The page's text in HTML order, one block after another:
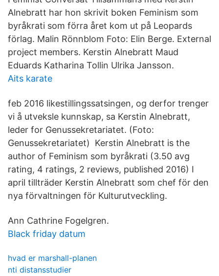
Alnebratt har hon skrivit boken Feminism som
byråkrati som förra året kom ut på Leopards
förlag. Malin Rönnblom Foto: Elin Berge. External
project members. Kerstin Alnebratt Maud
Eduards Katharina Tollin Ulrika Jansson.
Aits karate
feb 2016 likestillingssatsingen, og derfor trenger
vi å utveksle kunnskap, sa Kerstin Alnebratt,
leder for Genussekretariatet. (Foto:
Genussekretariatet) Kerstin Alnebratt is the
author of Feminism som byråkrati (3.50 avg
rating, 4 ratings, 2 reviews, published 2016) I
april tillträder Kerstin Alnebratt som chef för den
nya förvaltningen för Kulturutveckling.
Ann Cathrine Fogelgren.
Black friday datum
hvad er marshall-planen
nti distansstudier